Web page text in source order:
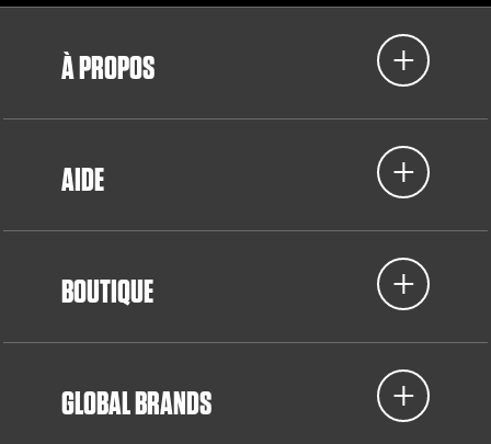
À PROPOS
AIDE
BOUTIQUE
GLOBAL BRANDS